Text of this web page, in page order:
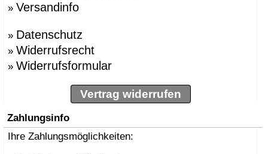
» Versandinfo
» Datenschutz
» Widerrufsrecht
» Widerrufsformular
Vertrag widerrufen
Zahlungsinfo
Ihre Zahlungsmöglichkeiten: